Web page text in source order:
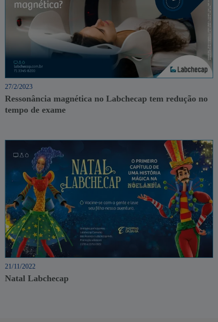
27/2/2023
Ressonância magnética no Labchecap tem redução no
tempo de exame
21/11/2022
Natal Labchecap